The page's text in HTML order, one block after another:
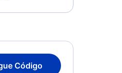
Código